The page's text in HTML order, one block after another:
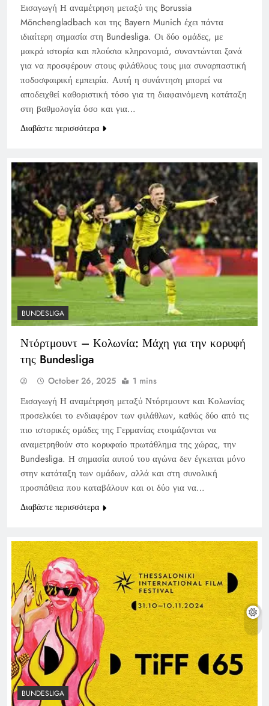
Εισαγωγή Η αναμέτρηση μεταξύ της Borussia
Mönchengladbach και της Bayern Munich έχει πάντα
ιδιαίτερη σημασία στη Bundesliga. Οι δύο ομάδες, με
μακρά ιστορία και πλούσια κληρονομιά, συναντώνται ξανά
για να προσφέρουν στους φιλάθλους τους μια συναρπαστική
ποδοσφαιρική εμπειρία. Αυτή η συνάντηση μπορεί να
αποδειχθεί καθοριστική τόσο για τη διαφαινόμενη κατάταξη
στη βαθμολογία όσο και για…
Διαβάστε περισσότερα
BUNDESLIGA
Ντόρτμουντ – Κολωνία: Μάχη για την κορυφή
της Bundesliga
October 26, 2025 1 mins
Εισαγωγή Η αναμέτρηση μεταξύ Ντόρτμουντ και Κολωνίας
προσελκύει το ενδιαφέρον των φιλάθλων, καθώς δύο από τις
πιο ιστορικές ομάδες της Γερμανίας ετοιμάζονται να
αναμετρηθούν στο κορυφαίο πρωτάθλημα της χώρας, την
Bundesliga. Η σημασία αυτού του αγώνα δεν έγκειται μόνο
στην κατάταξη των ομάδων, αλλά και στη συνολική
προσπάθεια που καταβάλουν και οι δύο για να…
Διαβάστε περισσότερα
BUNDESLIGA